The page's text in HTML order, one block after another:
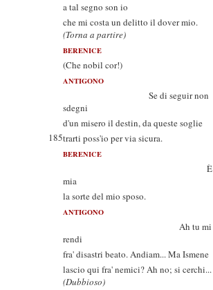
a tal segno son io
che mi costa un delitto il dover mio.
(Torna a partire)
BERENICE
(Che nobil cor!)
ANTIGONO
Se di seguir non
sdegni
d'un misero il destin, da queste soglie
185trarti poss'io per via sicura.
BERENICE
È
mia
la sorte del mio sposo.
ANTIGONO
Ah tu mi
rendi
fra' disastri beato. Andiam... Ma Ismene
lascio qui fra' nemici? Ah no; si cerchi...
(Dubbioso)